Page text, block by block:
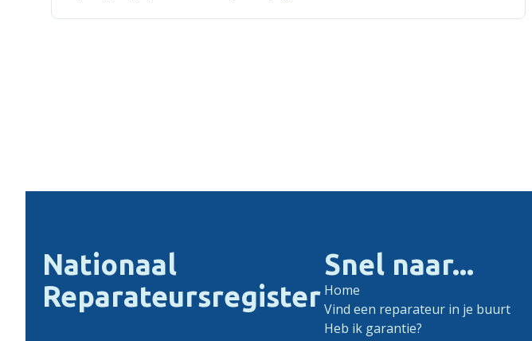
Nationaal
Reparateursregister
Snel naar...
Home
Vind een reparateur in je buurt
Heb ik garantie?